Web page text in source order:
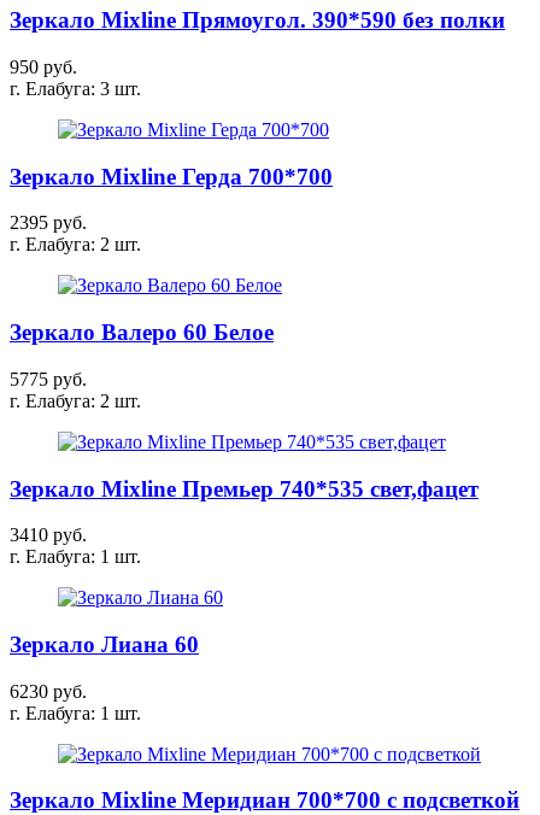
Зеркало Mixline Прямоугол. 390*590 без полки
950 руб.
г. Елабуга: 3 шт.
Зеркало Mixline Герда 700*700
2395 руб.
г. Елабуга: 2 шт.
Зеркало Валеро 60 Белое
5775 руб.
г. Елабуга: 2 шт.
Зеркало Mixline Премьер 740*535 свет,фацет
3410 руб.
г. Елабуга: 1 шт.
Зеркало Лиана 60
6230 руб.
г. Елабуга: 1 шт.
Зеркало Mixline Меридиан 700*700 с подсветкой